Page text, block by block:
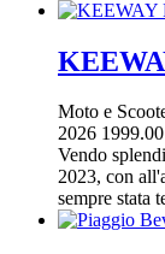
Moto e
2026
Vendo
2023, con
sempre stata